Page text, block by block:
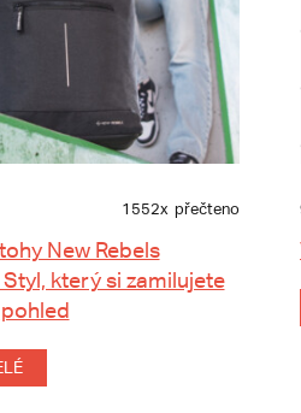
1552x přečteno
New Rebels
který si zamilujete